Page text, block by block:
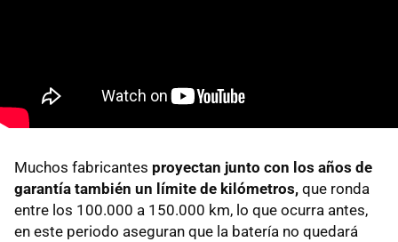
Muchos fabricantes proyectan junto con los años de
garantía también un límite de kilómetros, que ronda
entre los 100.000 a 150.000 km, lo que ocurra antes,
en este periodo aseguran que la batería no quedará